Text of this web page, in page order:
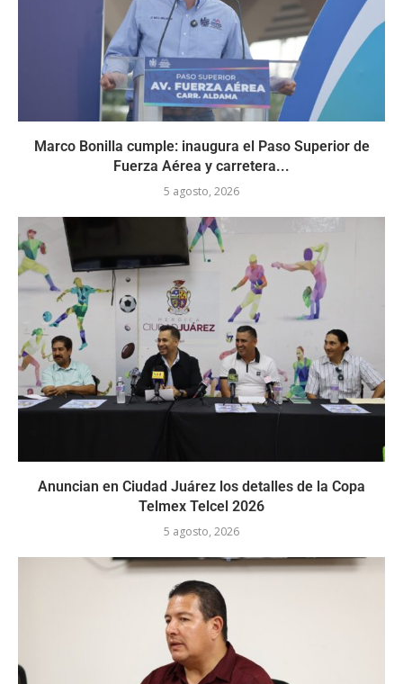
Marco Bonilla cumple: inaugura el Paso Superior de
Fuerza Aérea y carretera...
5 agosto, 2026
Anuncian en Ciudad Juárez los detalles de la Copa
Telmex Telcel 2026
5 agosto, 2026